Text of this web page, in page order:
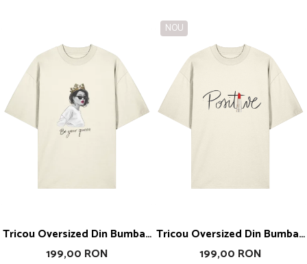
Tricou Oversized Din Bumbac
Organic Be Your Queen
199,00 RON
NOU
Tricou Oversized Din Bumbac
Organic Positive Vibe
199,00 RON